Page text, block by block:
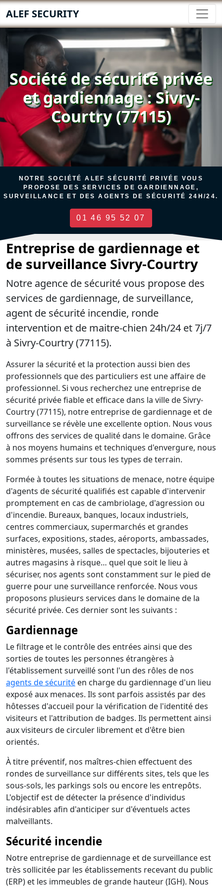
ALEF SECURITY
Société de sécurité privée
et gardiennage : Sivry-
Courtry (77115)
NOTRE SOCIÉTÉ ALEF SÉCURITÉ PRIVÉE VOUS
PROPOSE DES SERVICES DE GARDIENNAGE,
SURVEILLANCE ET DES AGENTS DE SÉCURITÉ 24H/24.
01 46 95 52 07
Entreprise de gardiennage et
de surveillance Sivry-Courtry
Notre agence de sécurité vous propose des
services de gardiennage, de surveillance,
agent de sécurité incendie, ronde
intervention et de maitre-chien 24h/24 et 7j/7
à Sivry-Courtry (77115).
Assurer la sécurité et la protection aussi bien des
professionnels que des particuliers est une affaire de
professionnel. Si vous recherchez une entreprise de
sécurité privée fiable et efficace dans la ville de Sivry-
Courtry (77115), notre entreprise de gardiennage et de
surveillance se révèle une excellente option. Nous vous
offrons des services de qualité dans le domaine. Grâce
à nos moyens humains et techniques d'envergure, nous
sommes présents sur tous les types de terrain.
Formée à toutes les situations de menace, notre équipe
d'agents de sécurité qualifiés est capable d'intervenir
promptement en cas de cambriolage, d'agression ou
d'incendie. Bureaux, banques, locaux industriels,
centres commerciaux, supermarchés et grandes
surfaces, expositions, stades, aéroports, ambassades,
ministères, musées, salles de spectacles, bijouteries et
autres magasins à risque… quel que soit le lieu à
sécuriser, nos agents sont constamment sur le pied de
guerre pour une surveillance renforcée. Nous vous
proposons plusieurs services dans le domaine de la
sécurité privée. Ces dernier sont les suivants :
Gardiennage
Le filtrage et le contrôle des entrées ainsi que des
sorties de toutes les personnes étrangères à
l'établissement surveillé sont l'un des rôles de nos
agents de sécurité en charge du gardiennage d'un lieu
exposé aux menaces. Ils sont parfois assistés par des
hôtesses d'accueil pour la vérification de l'identité des
visiteurs et l'attribution de badges. Ils permettent ainsi
aux visiteurs de circuler librement et d'être bien
orientés.
À titre préventif, nos maîtres-chien effectuent des
rondes de surveillance sur différents sites, tels que les
sous-sols, les parkings sols ou encore les entrepôts.
L'objectif est de détecter la présence d'individus
indésirables afin d'anticiper sur d'éventuels actes
malveillants.
Sécurité incendie
Notre entreprise de gardiennage et de surveillance est
très sollicitée par les établissements recevant du public
(ERP) et les immeubles de grande hauteur (IGH). Nous